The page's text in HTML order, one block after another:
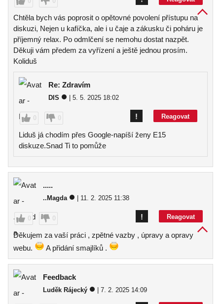
Chtěla bych vás poprosit o opětovné povolení přístupu na
diskuzi, Nejen u kafíčka, ale i u čaje a zákusku či poháru je
příjemný relax. Po odmlčení se nemohu dostat nazpět.
Děkuji vám předem za vyřízení a ještě jednou prosím.
Koliduš
Re: Zdravím
DIS | 5. 5. 2025 18:02
0 0 Reagovat
!
Liduš já chodím přes Google-napíší ženy E15
diskuze.Snad Ti to pomůže
.....
..Magda | 11. 2. 2025 11:38
0 0 Reagovat
!
Děkujem za vaší práci , zpětné vazby , úpravy a opravy
webu.
A přidání smajlíků .
Feedback
Luděk Rájecký | 7. 2. 2025 14:09